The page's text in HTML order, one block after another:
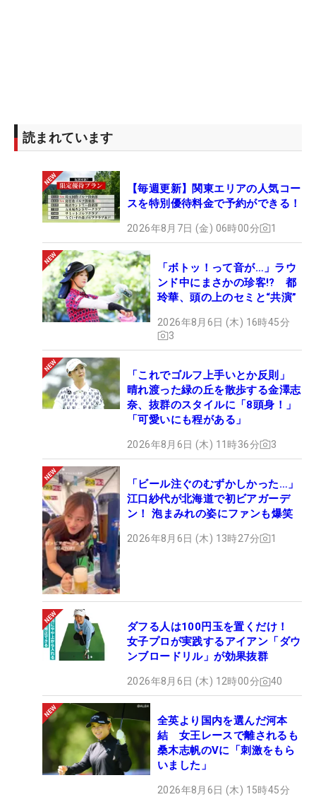
読まれています
【毎週更新】関東エリアの人気コー
スを特別優待料金で予約ができる！
2026年8月7日 (金) 06時00分 1
「ボトッ！って音が…」ラウ
ンド中にまさかの珍客!? 都
玲華、頭の上のセミと“共演”
2026年8月6日 (木) 16時45分
3
「これでゴルフ上手いとか反則」
晴れ渡った緑の丘を散歩する金澤志
奈、抜群のスタイルに「8頭身！」
「可愛いにも程がある」
2026年8月6日 (木) 11時36分 3
「ビール注ぐのむずかしかった…」
江口紗代が北海道で初ビアガーデ
ン！ 泡まみれの姿にファンも爆笑
2026年8月6日 (木) 13時27分 1
ダフる人は100円玉を置くだけ！
女子プロが実践するアイアン「ダウ
ンブロードリル」が効果抜群
2026年8月6日 (木) 12時00分 40
全英より国内を選んだ河本
結 女王レースで離されるも
桑木志帆のVに「刺激をもら
いました」
2026年8月6日 (木) 15時45分